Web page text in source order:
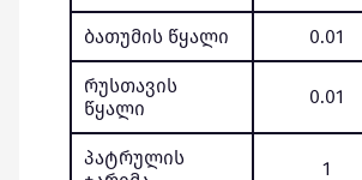
ბათუმის წყალი 0.01
რუსთავის
წყალი
0.01
პატრულის
1